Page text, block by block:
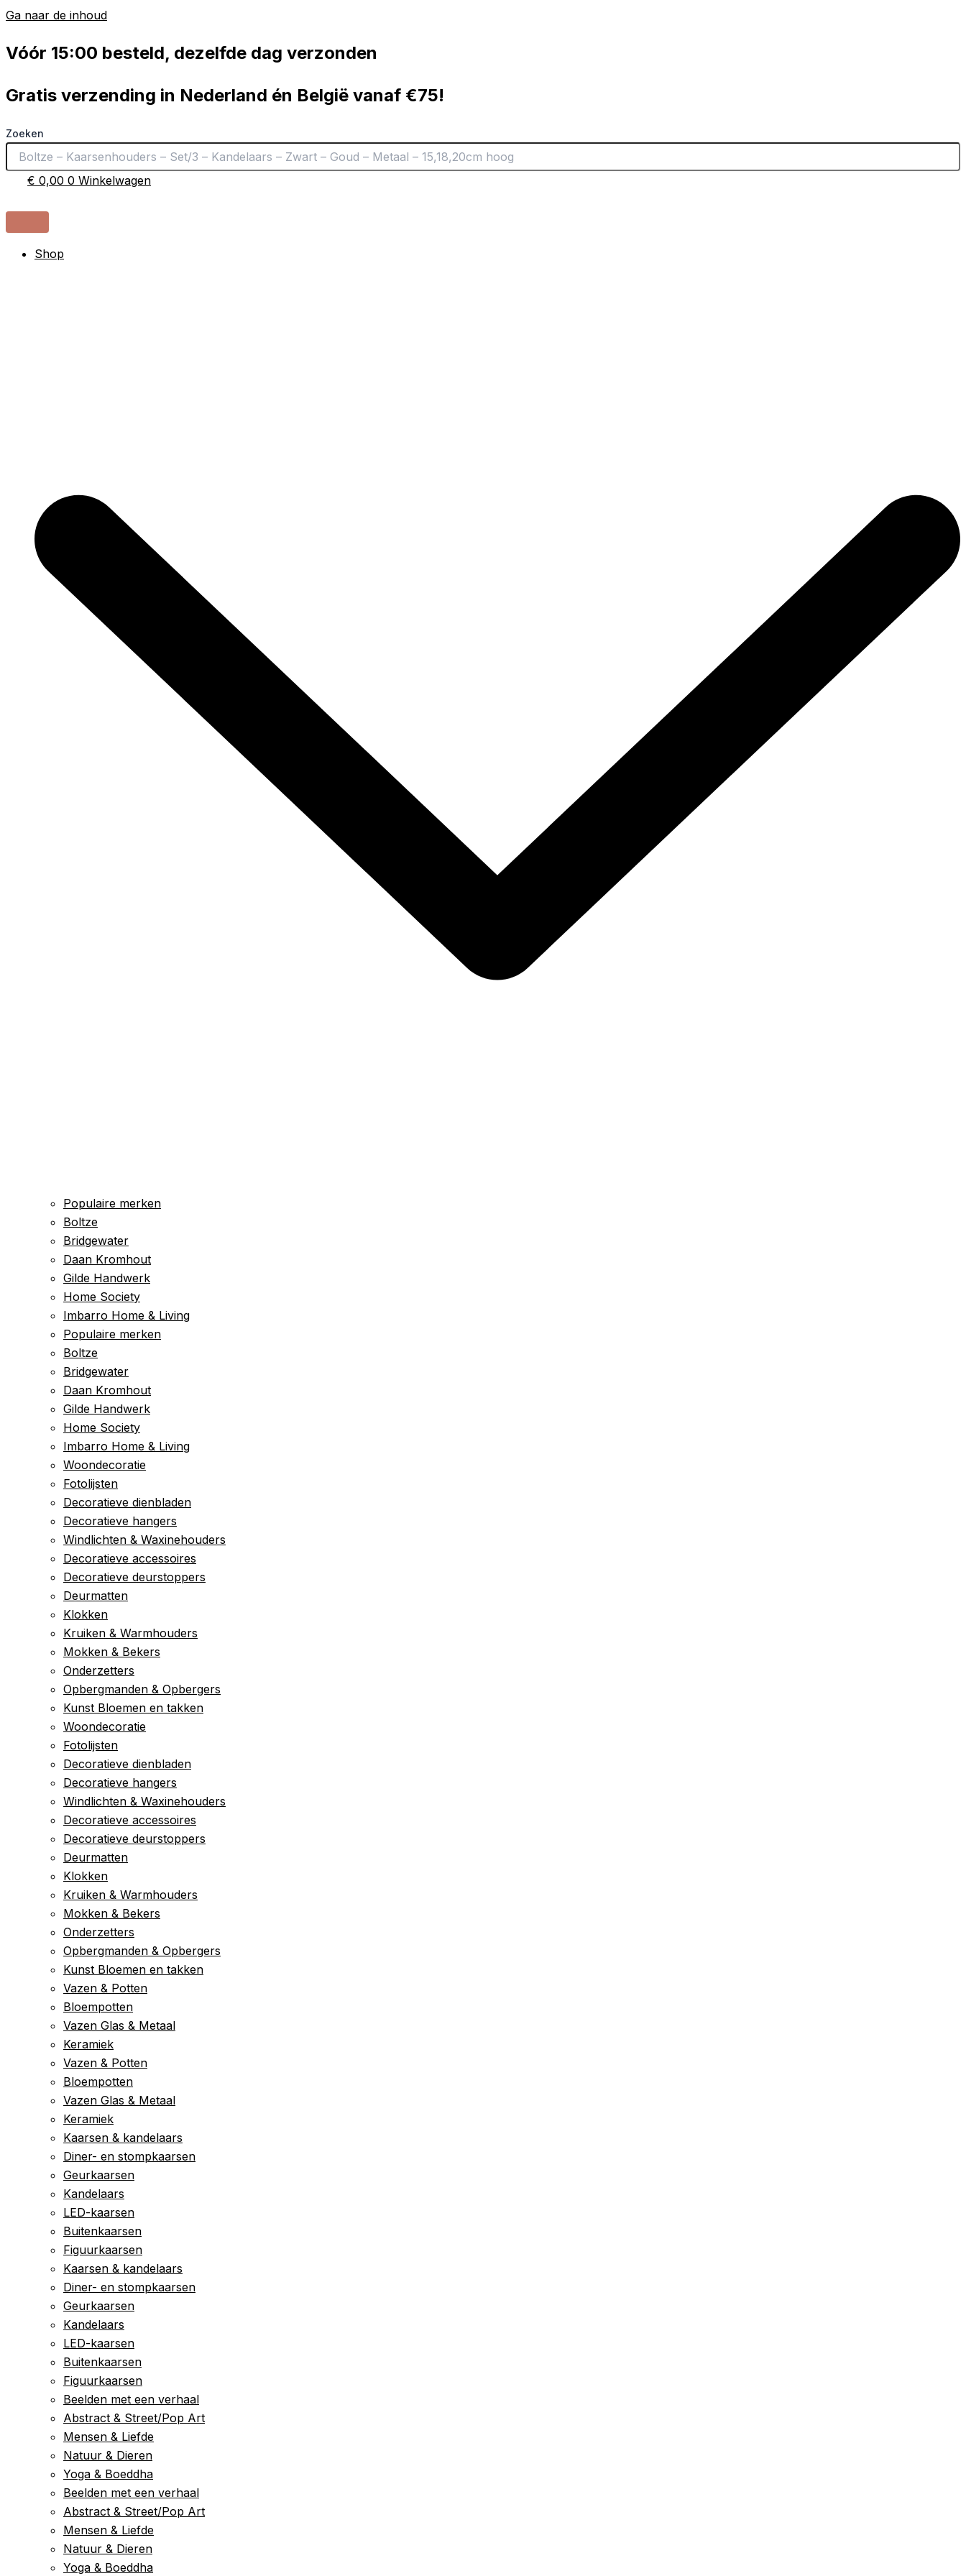
Ga naar de inhoud
Vóór 15:00 besteld, dezelfde dag verzonden
Gratis verzending in Nederland én België vanaf €75!
Zoeken
€ 0,00 0 Winkelwagen
Shop
Populaire merken
Boltze
Bridgewater
Daan Kromhout
Gilde Handwerk
Home Society
Imbarro Home & Living
Populaire merken
Boltze
Bridgewater
Daan Kromhout
Gilde Handwerk
Home Society
Imbarro Home & Living
Woondecoratie
Fotolijsten
Decoratieve dienbladen
Decoratieve hangers
Windlichten & Waxinehouders
Decoratieve accessoires
Decoratieve deurstoppers
Deurmatten
Klokken
Kruiken & Warmhouders
Mokken & Bekers
Onderzetters
Opbergmanden & Opbergers
Kunst Bloemen en takken
Woondecoratie
Fotolijsten
Decoratieve dienbladen
Decoratieve hangers
Windlichten & Waxinehouders
Decoratieve accessoires
Decoratieve deurstoppers
Deurmatten
Klokken
Kruiken & Warmhouders
Mokken & Bekers
Onderzetters
Opbergmanden & Opbergers
Kunst Bloemen en takken
Vazen & Potten
Bloempotten
Vazen Glas & Metaal
Keramiek
Vazen & Potten
Bloempotten
Vazen Glas & Metaal
Keramiek
Kaarsen & kandelaars
Diner- en stompkaarsen
Geurkaarsen
Kandelaars
LED-kaarsen
Buitenkaarsen
Figuurkaarsen
Kaarsen & kandelaars
Diner- en stompkaarsen
Geurkaarsen
Kandelaars
LED-kaarsen
Buitenkaarsen
Figuurkaarsen
Beelden met een verhaal
Abstract & Street/Pop Art
Mensen & Liefde
Natuur & Dieren
Yoga & Boeddha
Beelden met een verhaal
Abstract & Street/Pop Art
Mensen & Liefde
Natuur & Dieren
Yoga & Boeddha